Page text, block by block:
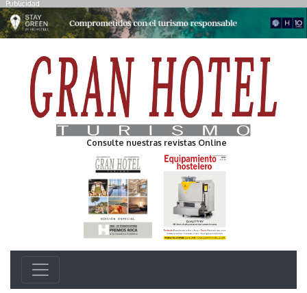
Publicidad
Consulte nuestras revistas Online